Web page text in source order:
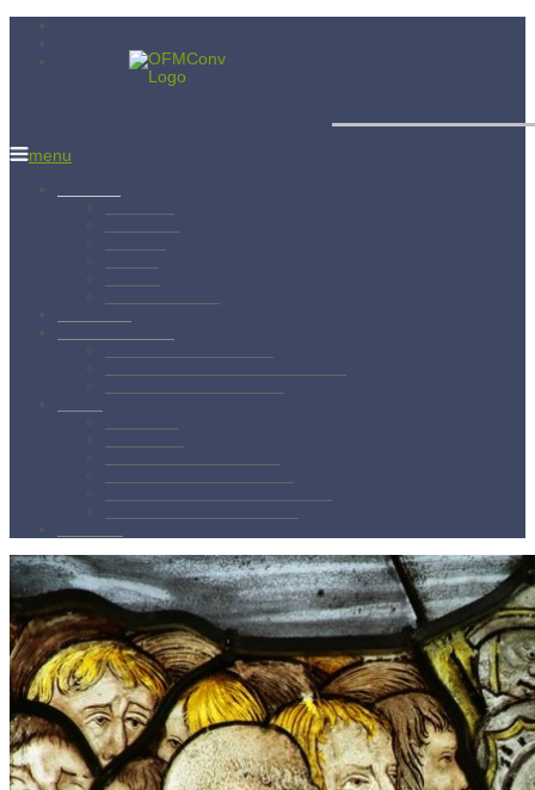
menu
Albánsko
Bratislava
Juniorát
Brehov
Levoča
Spišský Štvrtok
Povolanie
Svätý František
Životopis sv. Františka
Chronológia života sv. Františka
Testament sv. Františka
Dejiny minoritov vo svete
Dejiny minoritov na Slovensku
Rytierstvo Nepoškvrnenej
Kontakty